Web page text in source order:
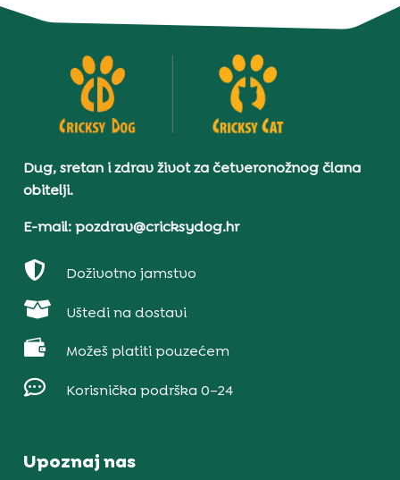
Dug, sretan i zdrav život za četveronožnog člana
obitelji.
E-mail: pozdrav@cricksydog.hr
 Doživotno jamstvo
 Uštedi na dostavi
 Možeš platiti pouzećem
 Korisnička podrška 0–24
Upoznaj nas